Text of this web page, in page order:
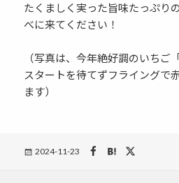
たくましく実った旨味たっぷりの
べに来てください！
（写真は、今年絶好調のいちご
スタートを待てずフライングで
ます）
Posted
2024-11-23